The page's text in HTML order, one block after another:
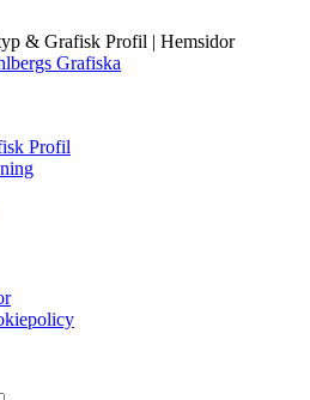
& Grafisk Profil | Hemsidor
Profil